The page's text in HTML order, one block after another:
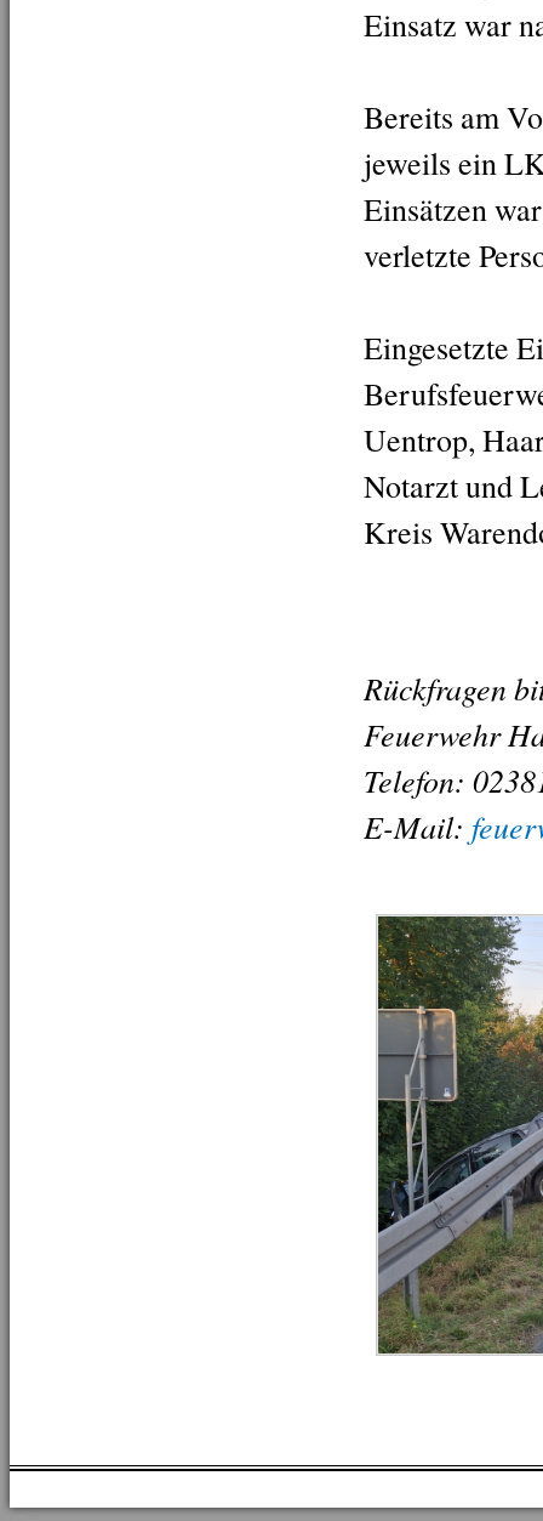
Einsatz war
Bereits am
jeweils ein
Einsätzen
verletzte
Eingesetzte
Uentrop,
Notarzt und
Kreis
Rückfragen
Feuerwehr
Telefon:
E-Mail: